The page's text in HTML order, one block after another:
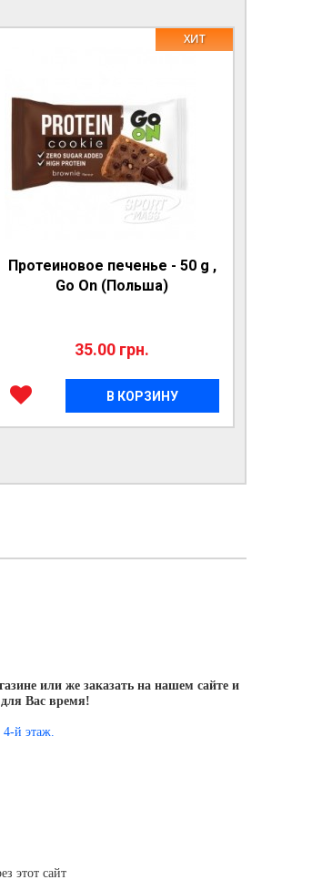
Протеиновое печенье - 50 g ,
Go On (Польша)
ХИТ
35.00 грн.
В КОРЗИНУ
или же заказать на нашем сайте и
Вас время!
й этаж.
этот сайт